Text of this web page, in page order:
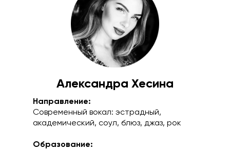
Александра Хесина
Направление:
Современный вокал: эстрадный,
академический, соул, блюз, джаз, рок
Образование: